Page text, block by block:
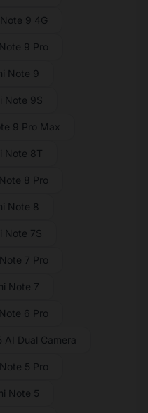
9 4G
9 Pro
Note 9
Note 9S
9 Pro Max
Note 8T
8 Pro
Note 8
Note 7S
7 Pro
Note 7
6 Pro
AI Dual Camera
5 Pro
Note 5